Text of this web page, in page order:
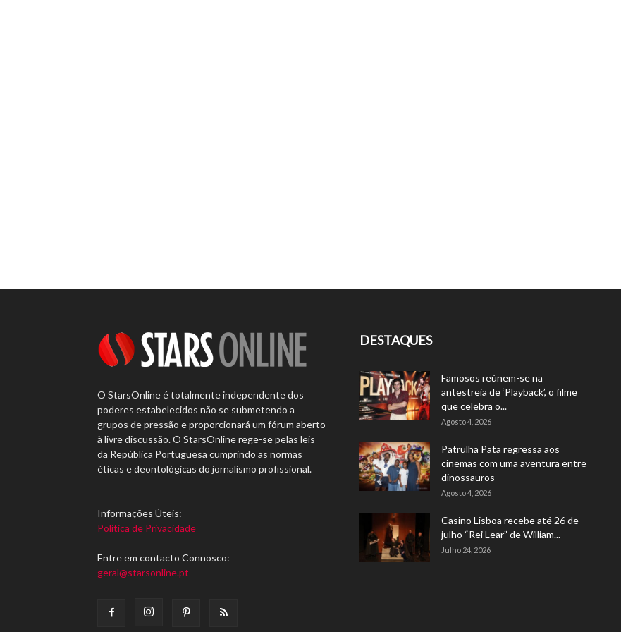
O StarsOnline é totalmente independente dos
poderes estabelecidos não se submetendo a
grupos de pressão e proporcionará um fórum aberto
à livre discussão. O StarsOnline rege-se pelas leis
da República Portuguesa cumprindo as normas
éticas e deontológicas do jornalismo profissional.
Informações Úteis:
Política de Privacidade
Entre em contacto Connosco:
geral@starsonline.pt
DESTAQUES
Famosos reúnem-se na
antestreia de ‘Playback’, o filme
que celebra o...
Agosto 4, 2026
Patrulha Pata regressa aos
cinemas com uma aventura entre
dinossauros
Agosto 4, 2026
Casino Lisboa recebe até 26 de
julho “Rei Lear” de William...
Julho 24, 2026